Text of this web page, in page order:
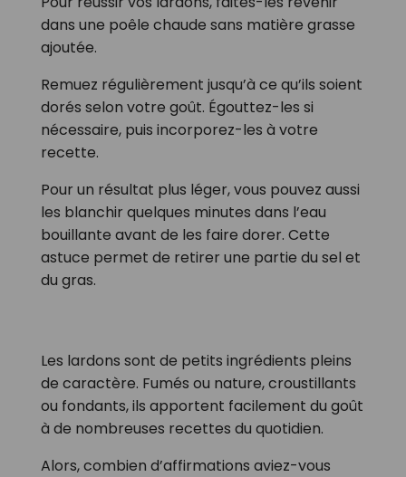
dans une poêle chaude sans matière grasse
ajoutée.
Remuez régulièrement jusqu’à ce qu’ils soient
dorés selon votre goût. Égouttez-les si
nécessaire, puis incorporez-les à votre
recette.
Pour un résultat plus léger, vous pouvez aussi
les blanchir quelques minutes dans l’eau
bouillante avant de les faire dorer. Cette
astuce permet de retirer une partie du sel et
du gras.
Les lardons sont de petits ingrédients pleins
de caractère. Fumés ou nature, croustillants
ou fondants, ils apportent facilement du goût
à de nombreuses recettes du quotidien.
Alors, combien d’affirmations aviez-vous